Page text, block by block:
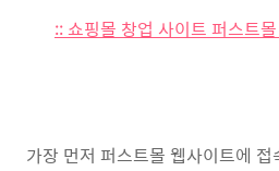
:: 쇼핑몰 창업 사이트 퍼스트
가장 먼저 퍼스트몰 웹사이트에